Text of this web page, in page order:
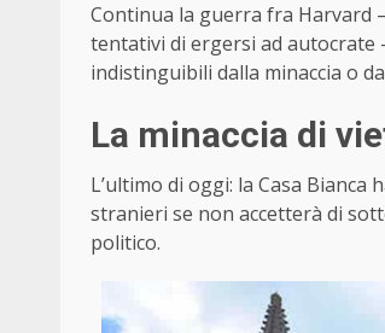
Continua la guerra fra Harvard
tentativi di ergersi ad autocrate
indistinguibili dalla minaccia o
La minaccia di
L’ultimo di oggi: la Casa
stranieri se non accetterà di
politico.